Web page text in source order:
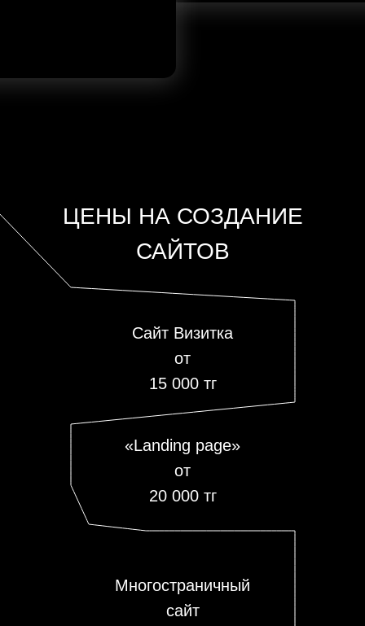
ЦЕНЫ НА СОЗДАНИЕ
САЙТОВ
Сайт Визитка
от
15 000 тг
«Landing page»
от
20 000 тг
Многостраничный
сайт